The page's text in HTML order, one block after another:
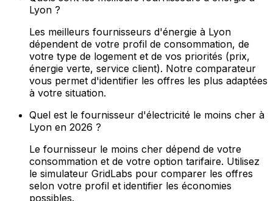
Lyon ?
Les meilleurs fournisseurs d'énergie à Lyon
dépendent de votre profil de consommation, de
votre type de logement et de vos priorités (prix,
énergie verte, service client). Notre comparateur
vous permet d'identifier les offres les plus adaptées
à votre situation.
Quel est le fournisseur d'électricité le moins cher à
Lyon en 2026 ?
Le fournisseur le moins cher dépend de votre
consommation et de votre option tarifaire. Utilisez
le simulateur GridLabs pour comparer les offres
selon votre profil et identifier les économies
possibles.